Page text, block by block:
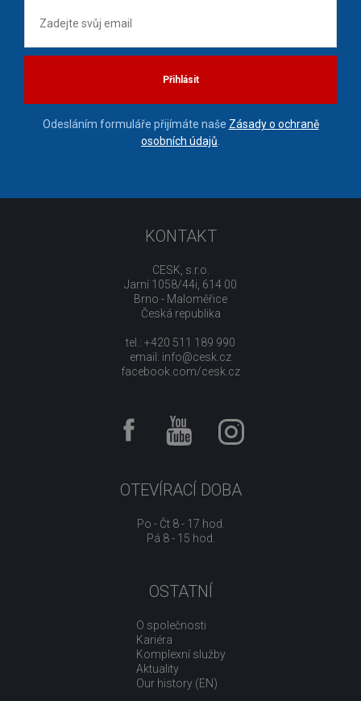
Přihlásit
Odesláním formuláře přijímáte naše Zásady o ochraně
osobních údajů
KONTAKT
CESK, s.r.o.
Jarní 1058/44i, 614 00
Brno - Maloměřice
Česká republika
tel.: +420 511 189 990
email: info@cesk.cz
facebook.com/cesk.cz
OTEVÍRACÍ DOBA
Po - Čt 8 - 17 hod.
Pá 8 - 15 hod.
OSTATNÍ
O společnosti
Kariéra
Komplexní služby
Aktuality
Our history (EN)